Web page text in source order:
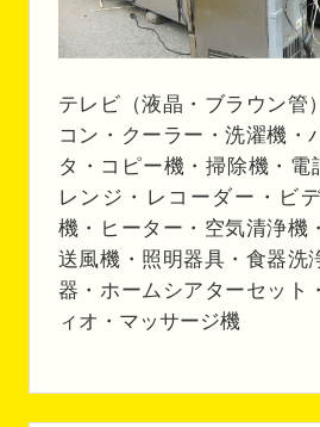
テレビ（液晶・ブラウン管
コン・クーラー・洗濯機・
タ・コピー機・掃除機・電
レンジ・レコーダー・ビ
機・ヒーター・空気清浄機
送風機・照明器具・食器洗
器・ホームシアターセット
ィオ・マッサージ機